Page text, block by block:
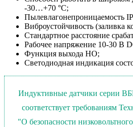
-30…+70 °С;
Пылевлагонепроницаемость
Виброустойчивость (заливка
Стандартное расстояние
Рабочее напряжение 10-30 В
Функция выхода НО;
Светодиодная индикация
Индуктивные датчики серии
соответствует требованиям
"О безопасности